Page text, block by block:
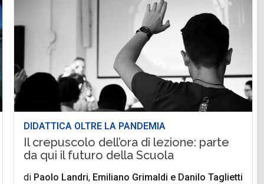
DIDATTICA OLTRE LA PANDEMIA
Il crepuscolo dell’ora di lezione: parte
da qui il futuro della Scuola
di Paolo Landri, Emiliano Grimaldi e Danilo Taglietti